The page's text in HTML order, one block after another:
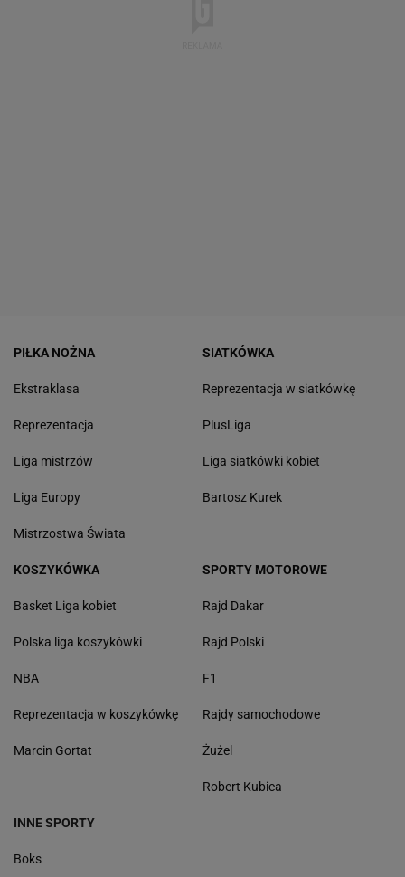
PIŁKA NOŻNA
Ekstraklasa
Reprezentacja
Liga mistrzów
Liga Europy
Mistrzostwa Świata
SIATKÓWKA
Reprezentacja w siatkówkę
PlusLiga
Liga siatkówki kobiet
Bartosz Kurek
KOSZYKÓWKA
Basket Liga kobiet
Polska liga koszykówki
NBA
Reprezentacja w koszykówkę
Marcin Gortat
SPORTY MOTOROWE
Rajd Dakar
Rajd Polski
F1
Rajdy samochodowe
Żużel
Robert Kubica
INNE SPORTY
Boks